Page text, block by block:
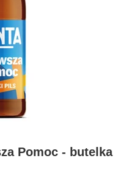
Pomoc - butelka